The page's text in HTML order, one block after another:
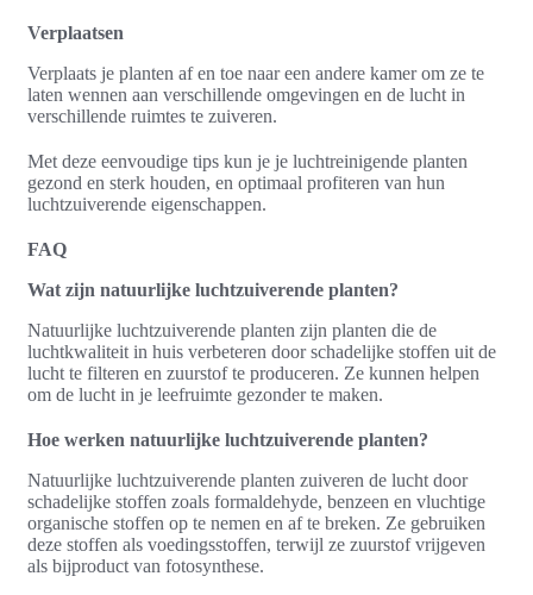
Verplaatsen
Verplaats je planten af en toe naar een andere kamer om ze te
laten wennen aan verschillende omgevingen en de lucht in
verschillende ruimtes te zuiveren.
Met deze eenvoudige tips kun je je luchtreinigende planten
gezond en sterk houden, en optimaal profiteren van hun
luchtzuiverende eigenschappen.
FAQ
Wat zijn natuurlijke luchtzuiverende planten?
Natuurlijke luchtzuiverende planten zijn planten die de
luchtkwaliteit in huis verbeteren door schadelijke stoffen uit de
lucht te filteren en zuurstof te produceren. Ze kunnen helpen
om de lucht in je leefruimte gezonder te maken.
Hoe werken natuurlijke luchtzuiverende planten?
Natuurlijke luchtzuiverende planten zuiveren de lucht door
schadelijke stoffen zoals formaldehyde, benzeen en vluchtige
organische stoffen op te nemen en af te breken. Ze gebruiken
deze stoffen als voedingsstoffen, terwijl ze zuurstof vrijgeven
als bijproduct van fotosynthese.